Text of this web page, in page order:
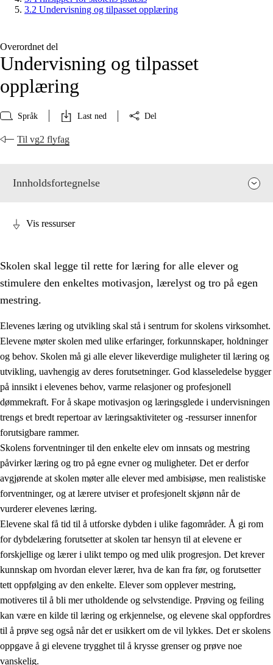
3.2 Undervisning og tilpasset opplæring
Overordnet del
Undervisning og tilpasset
opplæring
Språk Last ned Del
Til vg2 flyfag
Innholdsfortegnelse
3. Prinsipper for skolens praksis
3.1 Et inkluderende læringsmiljø
3.2 Undervisning og tilpasset opplæring
3.3 Samarbeid mellom hjem og skole
3.4 Opplæring i lærebedrift og arbeidsliv
3.5 Profesjonsfellesskap og skoleutvikling
Vis ressurser
Skolen skal legge til rette for læring for alle elever og
stimulere den enkeltes motivasjon, lærelyst og tro på egen
mestring.
Elevenes læring og utvikling skal stå i sentrum for skolens virksomhet.
Elevene møter skolen med ulike erfaringer, forkunnskaper, holdninger
og behov. Skolen må gi alle elever likeverdige muligheter til læring og
utvikling, uavhengig av deres forutsetninger. God klasseledelse bygger
på innsikt i elevenes behov, varme relasjoner og profesjonell
dømmekraft. For å skape motivasjon og læringsglede i undervisningen
trengs et bredt repertoar av læringsaktiviteter og -ressurser innenfor
forutsigbare rammer.
Skolens forventninger til den enkelte elev om innsats og mestring
påvirker læring og tro på egne evner og muligheter. Det er derfor
avgjørende at skolen møter alle elever med ambisiøse, men realistiske
forventninger, og at lærere utviser et profesjonelt skjønn når de
vurderer elevenes læring.
Elevene skal få tid til å utforske dybden i ulike fagområder. Å gi rom
for dybdelæring forutsetter at skolen tar hensyn til at elevene er
forskjellige og lærer i ulikt tempo og med ulik progresjon. Det krever
kunnskap om hvordan elever lærer, hva de kan fra før, og forutsetter
tett oppfølging av den enkelte. Elever som opplever mestring,
motiveres til å bli mer utholdende og selvstendige. Prøving og feiling
kan være en kilde til læring og erkjennelse, og elevene skal oppfordres
til å prøve seg også når det er usikkert om de vil lykkes. Det er skolens
oppgave å gi elevene trygghet til å krysse grenser og prøve noe
vanskelig.